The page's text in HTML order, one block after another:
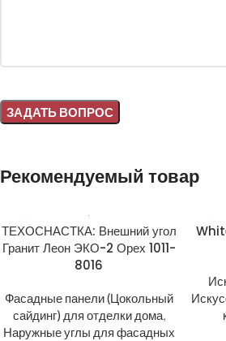
Рекомендуемый товар
ТЕХОСНАСТКА: Внешний угол
Гранит Леон ЭКО-2 Орех 1011-
8016
Фасадные панели (Цокольный
сайдинг) для отделки дома,
Наружные углы для фасадных